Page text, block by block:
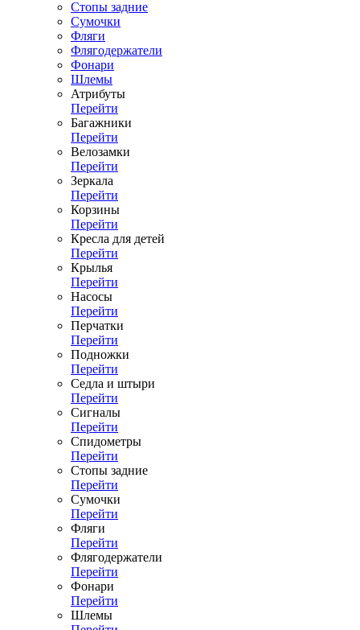
Стопы задние
Сумочки
Фляги
Флягодержатели
Фонари
Шлемы
Атрибуты
Перейти
Багажники
Перейти
Велозамки
Перейти
Зеркала
Перейти
Корзины
Перейти
Кресла для детей
Перейти
Крылья
Перейти
Насосы
Перейти
Перчатки
Перейти
Подножки
Перейти
Седла и штыри
Перейти
Сигналы
Перейти
Спидометры
Перейти
Стопы задние
Перейти
Сумочки
Перейти
Фляги
Перейти
Флягодержатели
Перейти
Фонари
Перейти
Шлемы